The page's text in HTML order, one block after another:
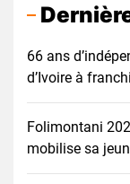
66 ans
d’Ivoire à
Folimontani
mobilise sa